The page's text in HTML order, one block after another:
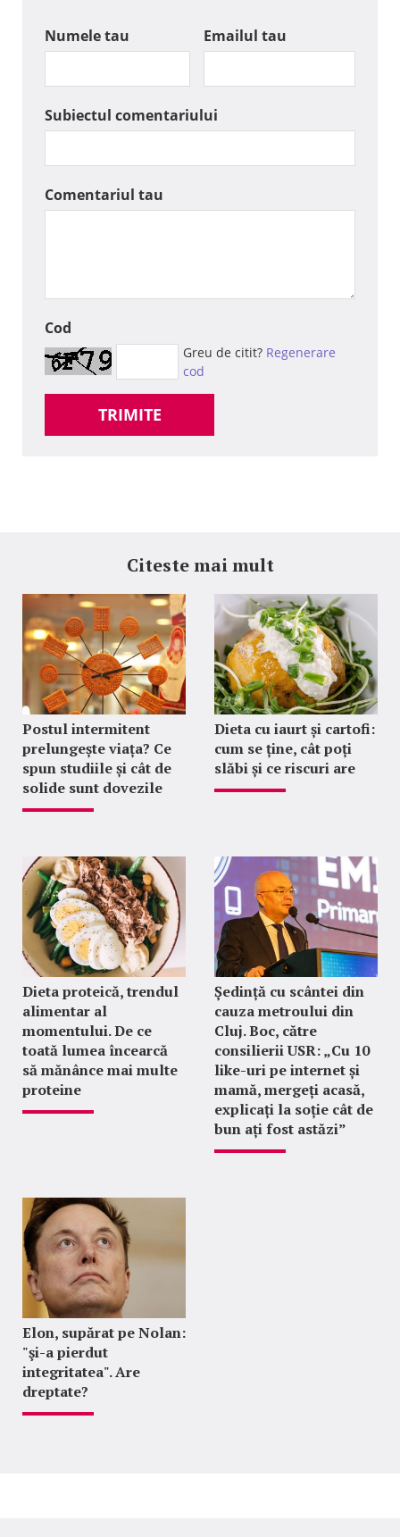
Numele tau Emailul tau
Subiectul comentariului
Comentariul tau
Cod
Greu de citit? Regenerare
cod
TRIMITE
Citeste mai mult
Postul intermitent
prelungește viața? Ce
spun studiile și cât de
solide sunt dovezile
Dieta cu iaurt și cartofi:
cum se ține, cât poți
slăbi și ce riscuri are
Dieta proteică, trendul
alimentar al
momentului. De ce
toată lumea încearcă
să mănânce mai multe
proteine
Ședință cu scântei din
cauza metroului din
Cluj. Boc, către
consilierii USR: „Cu 10
like-uri pe internet și
mamă, mergeți acasă,
explicați la soție cât de
bun ați fost astăzi”
Elon, supărat pe Nolan:
"şi-a pierdut
integritatea". Are
dreptate?